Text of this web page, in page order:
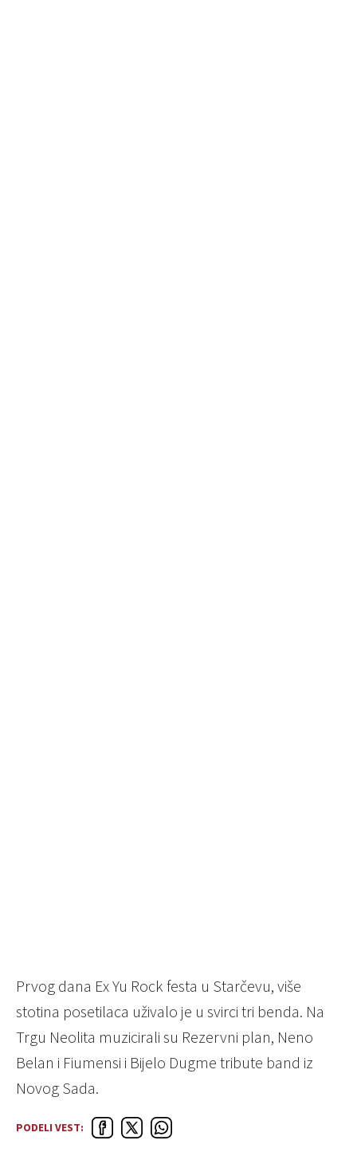
Prvog dana Ex Yu Rock festa u Starčevu, više
stotina posetilaca uživalo je u svirci tri benda. Na
Trgu Neolita muzicirali su Rezervni plan, Neno
Belan i Fiumensi i Bijelo Dugme tribute band iz
Novog Sada.
PODELI VEST: